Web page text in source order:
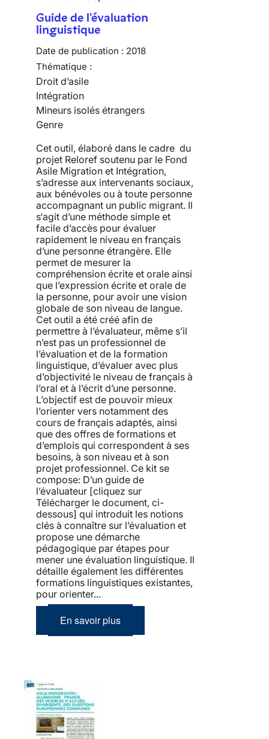
Guide de l'évaluation
linguistique
Date de publication : 2018
Thématique :
Droit d’asile
Intégration
Mineurs isolés étrangers
Genre
Cet outil, élaboré dans le cadre du
projet Reloref soutenu par le Fond
Asile Migration et Intégration,
s’adresse aux intervenants sociaux,
aux bénévoles ou à toute personne
accompagnant un public migrant. Il
s‘agit d’une méthode simple et
facile d’accès pour évaluer
rapidement le niveau en français
d’une personne étrangère. Elle
permet de mesurer la
compréhension écrite et orale ainsi
que l’expression écrite et orale de
la personne, pour avoir une vision
globale de son niveau de langue.
Cet outil a été créé afin de
permettre à l’évaluateur, même s’il
n’est pas un professionnel de
l’évaluation et de la formation
linguistique, d’évaluer avec plus
d’objectivité le niveau de français à
l’oral et à l’écrit d’une personne.
L’objectif est de pouvoir mieux
l’orienter vers notamment des
cours de français adaptés, ainsi
que des offres de formations et
d’emplois qui correspondent à ses
besoins, à son niveau et à son
projet professionnel. Ce kit se
compose: D’un guide de
l’évaluateur [cliquez sur
Télécharger le document, ci-
dessous] qui introduit les notions
clés à connaître sur l’évaluation et
propose une démarche
pédagogique par étapes pour
mener une évaluation linguistique. Il
détaille également les différentes
formations linguistiques existantes,
pour orienter...
En savoir plus